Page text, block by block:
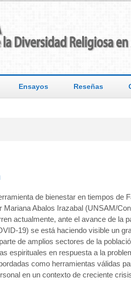
Ensayos Reseñas
de bienestar en tiempos de
Mariana Abalos Irazabal (UNSAM/
actualmente, ante el avance de la
19) se está haciendo visible un
de amplios sectores de la
espirituales en respuesta a la
como herramientas válidas
en un contexto de creciente